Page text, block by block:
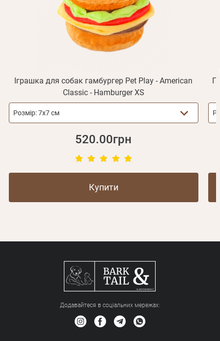
Іграшка для собак гамбургер Pet Play - American
Classic - Hamburger XS
Розмір:7х7 см
520.00грн
Купити
Додавайтеся в соціальних мережах:
Відправити
Реєстрація
або з допомогою
Згадали пароль?
Не прийшов лист?Повторити відправку